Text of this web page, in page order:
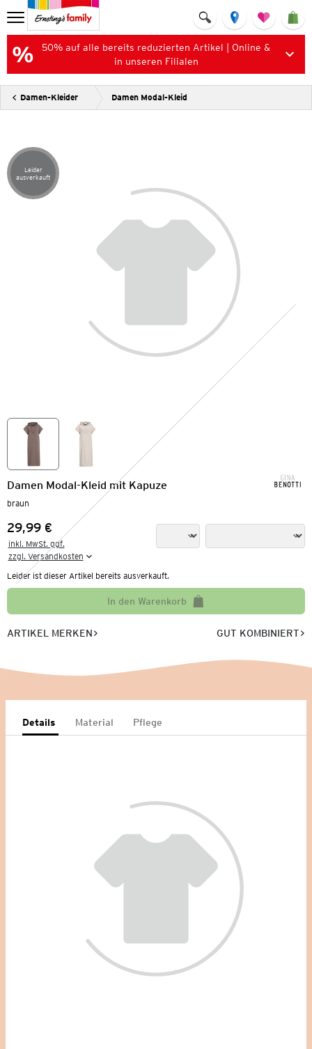
50% auf alle bereits reduzierten Artikel | Online &
in unseren Filialen
Damen-Kleider Damen Modal-Kleid
Artikel leider ausverkauft
Leider
ausverkauft
Damen Modal-Kleid mit Kapuze
braun
Preis:
29,99 €
inkl. MwSt. ggf.
zzgl. Versandkosten
Leider ist dieser Artikel bereits ausverkauft.
In den Warenkorb
ARTIKEL MERKEN GUT KOMBINIERT
Details Material Pflege